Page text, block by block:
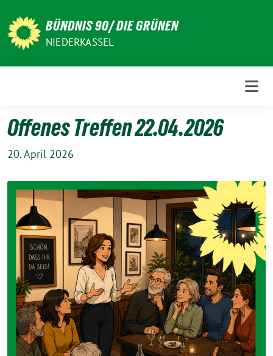
zum
Inhalt
BÜNDNIS 90/ DIE GRÜNEN
NIEDERKASSEL
Offenes Treffen 22.04.2026
20. April 2026